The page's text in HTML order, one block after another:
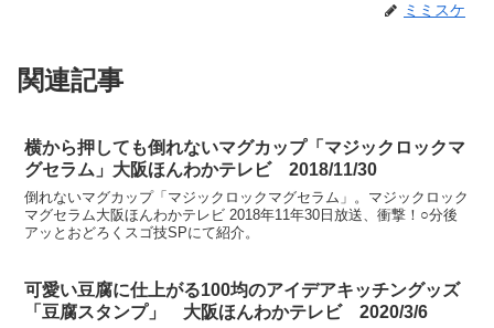
ミミスケ
関連記事
横から押しても倒れないマグカップ「マジックロックマ
グセラム」大阪ほんわかテレビ 2018/11/30
倒れないマグカップ「マジックロックマグセラム」。マジックロック
マグセラム大阪ほんわかテレビ 2018年11年30日放送、衝撃！○分後
アッとおどろくスゴ技SPにて紹介。
可愛い豆腐に仕上がる100均のアイデアキッチングッズ
「豆腐スタンプ」 大阪ほんわかテレビ 2020/3/6